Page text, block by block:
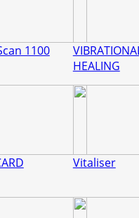
1100
HEALING
Vitaliser